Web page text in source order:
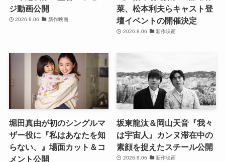
ジ動画公開
2026.8.06 新作映画
菜、松本利夫らキャスト登
壇イベントの開催決定
2026.8.06 新作映画
堀田真由が初のシングルマ
ザー役に『私はあなたを知
らない、』場面カット＆コ
メント公開
坂東龍汰＆岡山天音『我々
は宇宙人』カンヌ滞在中の
素顔を捉えたスチール公開
2026.8.06 新作映画